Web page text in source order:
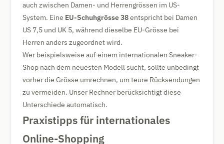
auch zwischen Damen- und Herrengrössen im US-
System. Eine EU-Schuhgrösse 38entspricht bei Damen
US 7,5 und UK 5, während dieselbe EU-Grösse bei
Herren anders zugeordnet wird.
Wer beispielsweise auf einem internationalen Sneaker-
Shop nach dem neuesten Modell sucht, sollte unbedingt
vorher die Grösse umrechnen, um teure Rücksendungen
zu vermeiden. Unser Rechner berücksichtigt diese
Unterschiede automatisch.
Praxistipps für internationales
Online-Shopping